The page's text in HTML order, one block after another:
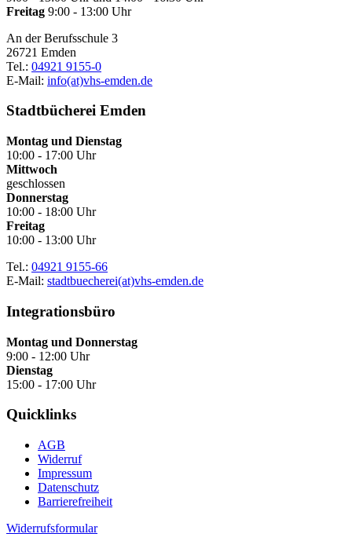
Freitag 9:00 - 13:00 Uhr
An der Berufsschule 3
26721 Emden
Tel.: 04921 9155-0
E-Mail: info(at)vhs-emden.de
Stadtbücherei Emden
Montag und Dienstag
10:00 - 17:00 Uhr
Mittwoch
geschlossen
Donnerstag
10:00 - 18:00 Uhr
Freitag
10:00 - 13:00 Uhr
Tel.: 04921 9155-66
E-Mail: stadtbuecherei(at)vhs-emden.de
Integrationsbüro
Montag und Donnerstag
9:00 - 12:00 Uhr
Dienstag
15:00 - 17:00 Uhr
Quicklinks
AGB
Widerruf
Impressum
Datenschutz
Barrierefreiheit
Widerrufsformular